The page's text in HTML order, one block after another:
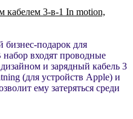
кабелем 3-в-1 In motion,
подарок для
входят проводные
и зарядный кабель 3
(для устройств Apple) и
ему затеряться среди